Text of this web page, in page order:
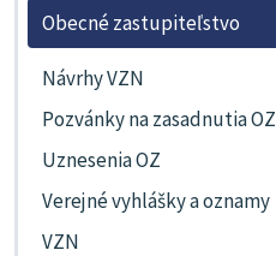
Obecné zastupiteľstvo
Návrhy VZN
Pozvánky na zasadnutia OZ
Uznesenia OZ
Verejné vyhlášky a oznamy
VZN